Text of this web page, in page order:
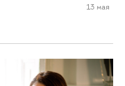
13 мая